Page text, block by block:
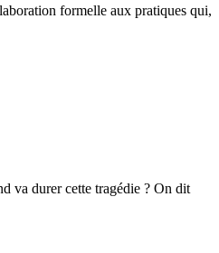
formelle aux pratiques qui,
va durer cette tragédie ? On dit